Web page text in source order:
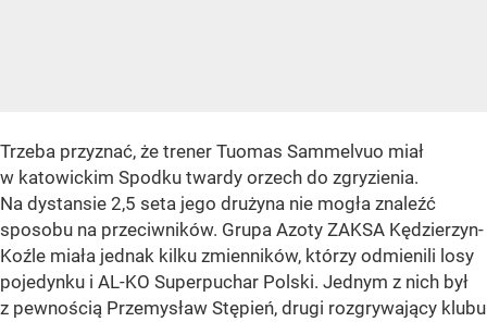
Trzeba przyznać, że trener Tuomas Sammelvuo miał
w katowickim Spodku twardy orzech do zgryzienia.
Na dystansie 2,5 seta jego drużyna nie mogła znaleźć
sposobu na przeciwników. Grupa Azoty ZAKSA Kędzierzyn-
Koźle miała jednak kilku zmienników, którzy odmienili losy
pojedynku i AL-KO Superpuchar Polski. Jednym z nich był
z pewnością Przemysław Stępień, drugi rozgrywający klubu